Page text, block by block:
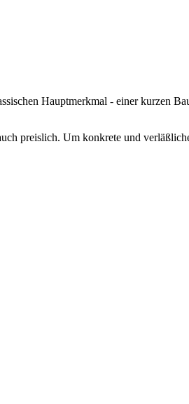
Hauptmerkmal - einer kurzen
preislich. Um konkrete und